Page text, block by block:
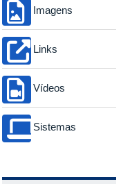
Imagens
Links
Vídeos
Sistemas